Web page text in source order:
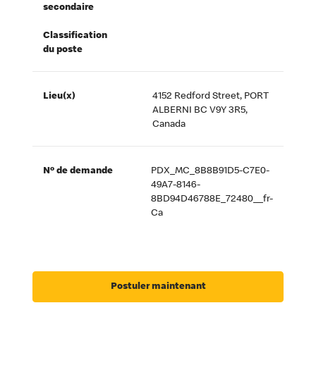
secondaire
Classification
du poste
Lieu(x)
4152 Redford Street, PORT
ALBERNI BC V9Y 3R5,
Canada
Nº de demande
PDX_MC_8B8B91D5-C7E0-
49A7-8146-
8BD94D46788E_72480__fr-
Ca
Postuler maintenant